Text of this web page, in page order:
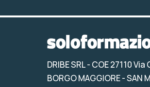
DRIBE SRL- COE 27110
BORGO MAGGIORE - SAN